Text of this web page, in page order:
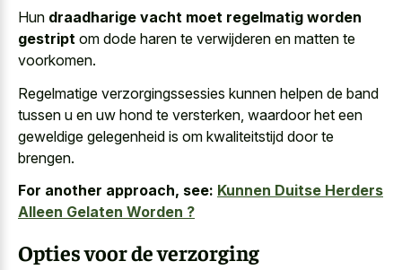
Hun draadharige vacht moet regelmatig worden
gestript om dode haren te verwijderen en matten te
voorkomen.
Regelmatige verzorgingssessies kunnen helpen de band
tussen u en uw hond te versterken, waardoor het een
geweldige gelegenheid is om kwaliteitstijd door te
brengen.
For another approach, see: Kunnen Duitse Herders
Alleen Gelaten Worden ?
Opties voor de verzorging